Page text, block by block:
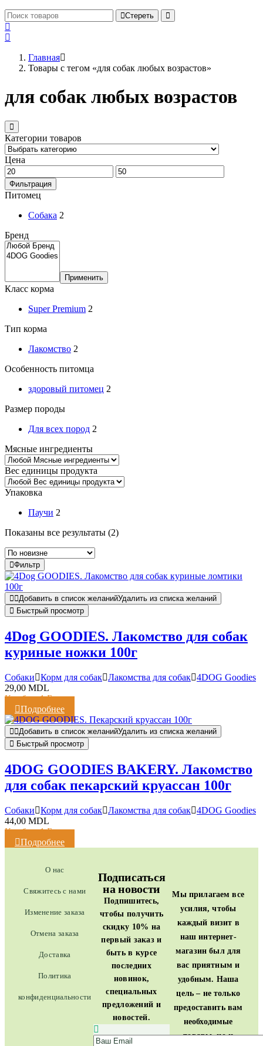
Стереть
Главная
Товары с тегом «для собак любых возрастов»
для собак любых возрастов
Категории товаров
Цена
Фильтрация
Питомец
Собака 2
Бренд
Применить
Класс корма
Super Premium 2
Тип корма
Лакомство 2
Особенность питомца
здоровый питомец 2
Размер породы
Для всех пород 2
Мясные ингредиенты
Вес единицы продукта
Упаковка
Паучи 2
Показаны все результаты (2)
Фильтр
Добавить в список желанийУдалить из списка желаний
Быстрый просмотр
4Dog GOODIES. Лакомство для собак
куриные ножки 100г
Cобаки Корм для собак Лакомства для собак 4DOG Goodies
29,00 MDL
Кешбэк:1 Балл
Подробнее
Добавить в список желанийУдалить из списка желаний
Быстрый просмотр
4DOG GOODIES BAKERY. Лакомство
для собак пекарский круассан 100г
Cобаки Корм для собак Лакомства для собак 4DOG Goodies
44,00 MDL
Кешбэк:1 Балл
Подробнее
О нас
Свяжитесь с нами
Изменение заказа
Отмена заказа
Доставка
Политика
конфиденциальности
Мы прилагаем все
усилия, чтобы
каждый визит в
наш интернет-
магазин был для
вас приятным и
удобным. Наша
цель – не только
предоставить вам
необходимые
товары, но и
Подписаться
на новости
Подпишитесь,
чтобы получить
скидку 10% на
первый заказ и
быть в курсе
последних
новинок,
специальных
предложений и
новостей.